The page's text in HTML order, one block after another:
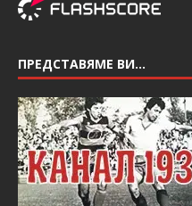
ПРЕДСТАВЯМЕ ВИ…